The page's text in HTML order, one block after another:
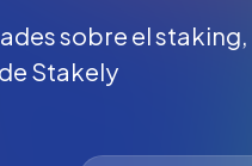
sobre el
Stakely